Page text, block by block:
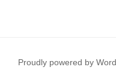
Proudly powered by